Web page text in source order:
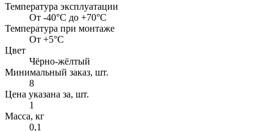
Температура эксплуатации
От -40°C до +70°C
Температура при монтаже
От +5°C
Цвет
Чёрно-жёлтый
Минимальный заказ, шт.
8
Цена указана за, шт.
1
Масса, кг
0,1